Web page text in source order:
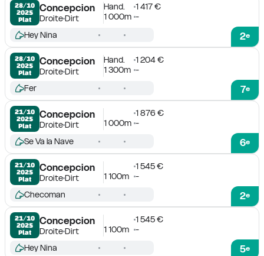
28/10
2025
Plat
Concepcion
DroiteDirt
Hand.
1 417 €
1 000m -
2e
Hey Nina
28/10
2025
Plat
Concepcion
DroiteDirt
Hand.
1 204 €
1 300m -
7e
Fer
21/10
2025
Plat
Concepcion
DroiteDirt
1 876 €
1 000m -
6e
Se Va la Nave
21/10
2025
Plat
Concepcion
DroiteDirt
1 545 €
1 100m
-
2e
Checoman
21/10
2025
Plat
Concepcion
DroiteDirt
1 545 €
1 100m
-
5e
Hey Nina